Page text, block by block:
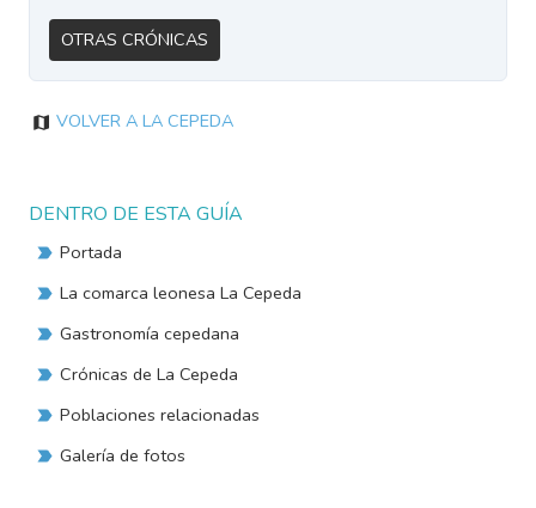
Otras Crónicas
Volver a La Cepeda
DENTRO DE ESTA GUÍA
Portada
La comarca leonesa La Cepeda
Gastronomía cepedana
Crónicas de La Cepeda
Poblaciones relacionadas
Galería de fotos